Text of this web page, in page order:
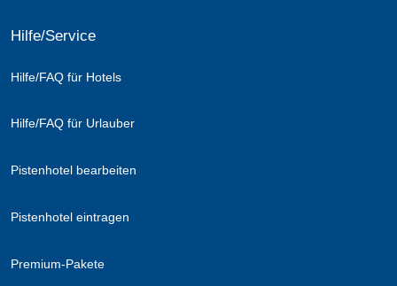
Hilfe/Service
Hilfe/FAQ für Hotels
Hilfe/FAQ für Urlauber
Pistenhotel bearbeiten
Pistenhotel eintragen
Premium-Pakete